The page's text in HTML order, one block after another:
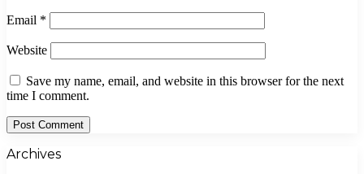
Email *
Website
Save my name, email, and website in this browser for the next
time I comment.
Archives